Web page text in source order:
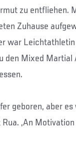
zu entfliehen.
Zuhause
war Leichtathletin
den Mixed
geboren, aber
„An